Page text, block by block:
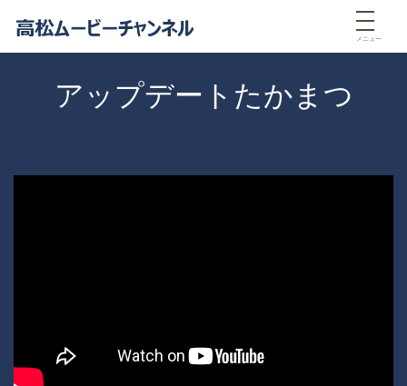
メニュー
アップデートたかまつ